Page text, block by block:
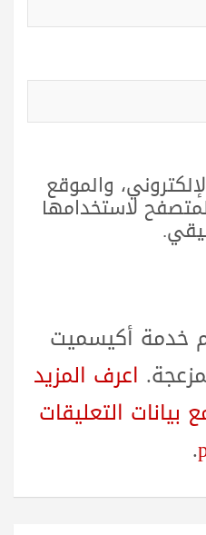
والموقع
لاستخدامها
خدمة أكيسميت
اعرف المزيد
التعليقات
.